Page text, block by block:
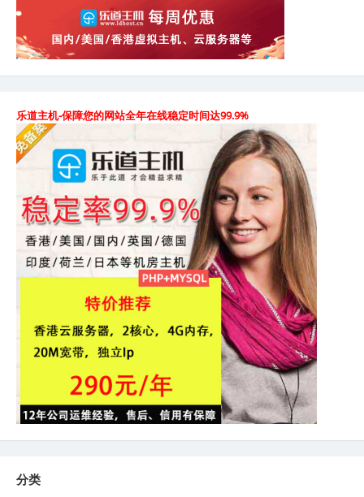
乐道主机-保障您的网站全年在线稳定时间达99.9%
分类